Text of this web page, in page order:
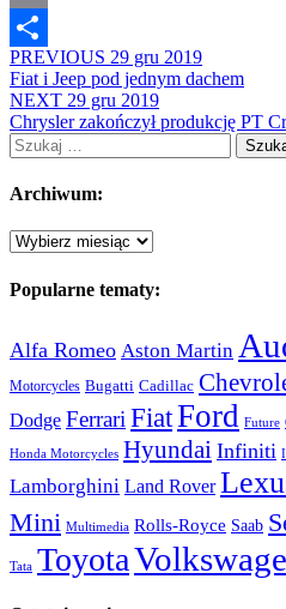
Email
Share
PREVIOUS 29 gru 2019
Fiat i Jeep pod jednym dachem
NEXT 29 gru 2019
Chrysler zakończył produkcję PT
Szukaj:
Archiwum:
Archiwum:
Popularne tematy:
Alfa Romeo Aston Martin
Motorcycles Bugatti Cadillac
Dodge Ferrari FiatFord Future
Honda Motorcycles Hyundai Infiniti
Lamborghini Land Rover
Mini Multimedia Rolls-Royce Saab
Tata Toyota